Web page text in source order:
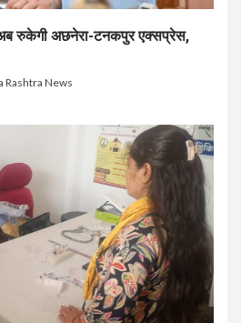
रुकेगी अछनेरा-टनकपुर एक्सप्रेस,
Rashtra News